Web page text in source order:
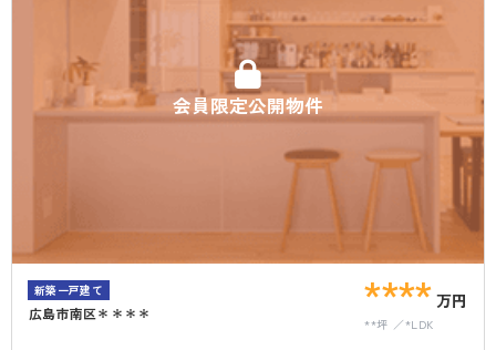
会員限定公開物件
新築一戸建て
広島市南区＊＊＊＊ **** 万円
**坪 *LDK